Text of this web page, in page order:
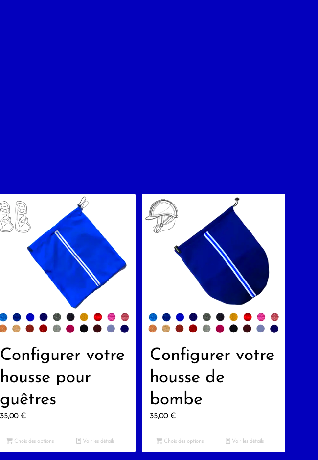
Configurer votre
housse pour
guêtres
35,00 €
Choix des options Voir les détails
Configurer votre
housse de
bombe
35,00 €
Choix des options Voir les détails